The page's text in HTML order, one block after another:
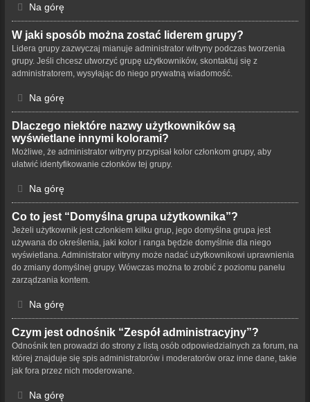
Na górę
W jaki sposób można zostać liderem grupy?
Lidera grupy zazwyczaj mianuje administrator witryny podczas tworzenia
grupy. Jeśli chcesz utworzyć grupę użytkowników, skontaktuj się z
administratorem, wysyłając do niego prywatną wiadomość.
Na górę
Dlaczego niektóre nazwy użytkowników są
wyświetlane innymi kolorami?
Możliwe, że administrator witryny przypisał kolor członkom grupy, aby
ułatwić identyfikowanie członków tej grupy.
Na górę
Co to jest “Domyślna grupa użytkownika”?
Jeżeli użytkownik jest członkiem kilku grup, jego domyślna grupa jest
używana do określenia, jaki kolor i ranga będzie domyślnie dla niego
wyświetlana. Administrator witryny może nadać użytkownikowi uprawnienia
do zmiany domyślnej grupy. Wówczas można to zrobić z poziomu panelu
zarządzania kontem.
Na górę
Czym jest odnośnik “Zespół administracyjny”?
Odnośnik ten prowadzi do strony z listą osób odpowiedzialnych za forum, na
której znajduje się spis administratorów i moderatorów oraz inne dane, takie
jak fora przez nich moderowane.
Na górę